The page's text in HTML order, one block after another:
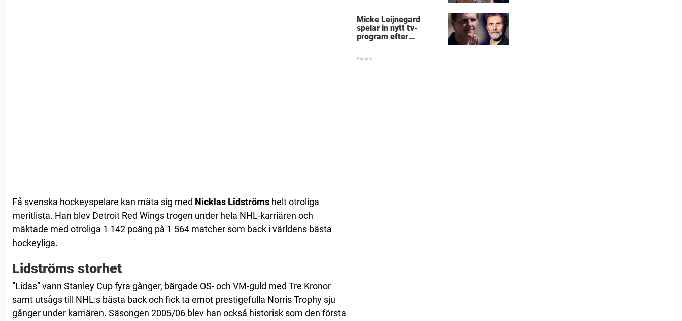
Få svenska hockeyspelare kan mäta sig med Nicklas Lidströms helt otroliga
meritlista. Han blev Detroit Red Wings trogen under hela NHL-karriären och
mäktade med otroliga 1 142 poäng på 1 564 matcher som back i världens bästa
hockeyliga.
Lidströms storhet
”Lidas” vann Stanley Cup fyra gånger, bärgade OS- och VM-guld med Tre Kronor
samt utsågs till NHL:s bästa back och fick ta emot prestigefulla Norris Trophy sju
gånger under karriären. Säsongen 2005/06 blev han också historisk som den första
Micke Leijnegard
spelar in nytt tv-
program efter